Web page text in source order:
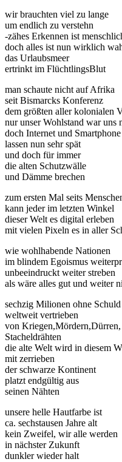
wir brauchten viel zu lange
um endlich zu verstehn
-zähes Erkennen ist
doch alles ist nun wirklich
das Urlaubsmeer
ertrinkt im FlüchtlingsBlut
man schaute nicht auf Afrika
seit Bismarcks Konferenz
dem größten aller kolonialen
nur unser Wohlstand war uns
doch Internet und Smartphone
lassen nun sehr spät
und doch für immer
die alten Schutzwälle
und Dämme brechen
zum ersten Mal seits
kann jeder im letzten Winkel
dieser Welt es digital erleben
mit vielen Pixeln es in aller
wie wohlhabende Nationen
im blindem Egoismus
unbeeindruckt weiter streben
als wäre alles gut und weiter
sechzig Milionen ohne Schuld
weltweit vertrieben
von Kriegen,Mördern,Dürren,
Stacheldrähten
die alte Welt wird in diesem
mit zerrieben
der schwarze Kontinent
platzt endgültig aus
seinen Nähten
unsere helle Hautfarbe ist
ca. sechstausen Jahre alt
kein Zweifel, wir alle werden
in nächster Zukunft
dunkler wieder halt